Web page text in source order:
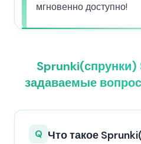
мгновенно доступно!
Sprunki(спрунки)
задаваемые
Q Что такое